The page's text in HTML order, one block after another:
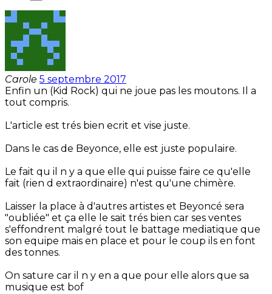
Carole 5 septembre 2017
Enfin un (Kid Rock) qui ne joue pas les moutons. Il a
tout compris.
L'article est trés bien ecrit et vise juste.
Dans le cas de Beyonce, elle est juste populaire.
Le fait qu il n y a que elle qui puisse faire ce qu'elle
fait (rien d extraordinaire) n'est qu'une chimère.
Laisser la place à d'autres artistes et Beyoncé sera
"oubliée" et ça elle le sait trés bien car ses ventes
s'effondrent malgré tout le battage mediatique que
son equipe mais en place et pour le coup ils en font
des tonnes.
On sature car il n y en a que pour elle alors que sa
musique est bof